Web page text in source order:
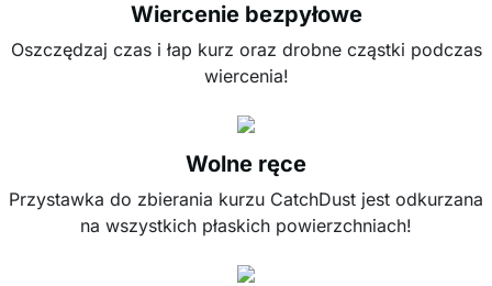
Wiercenie bezpyłowe
Oszczędzaj czas i łap kurz oraz drobne cząstki podczas
wiercenia!
Wolne ręce
Przystawka do zbierania kurzu CatchDust jest odkurzana
na wszystkich płaskich powierzchniach!